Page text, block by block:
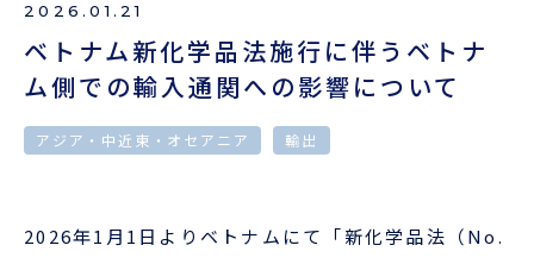
会員ログイン
よくあるご質問
ニュース
事例
お役立ちブログ
よくあるご質問
2026.01.21
ベトナム新化学品法施行に伴うベトナ
ム側での輸入通関への影響について
アジア・中近東・オセアニア 輸出
2026年1月1日よりベトナムにて「新化学品法（No.